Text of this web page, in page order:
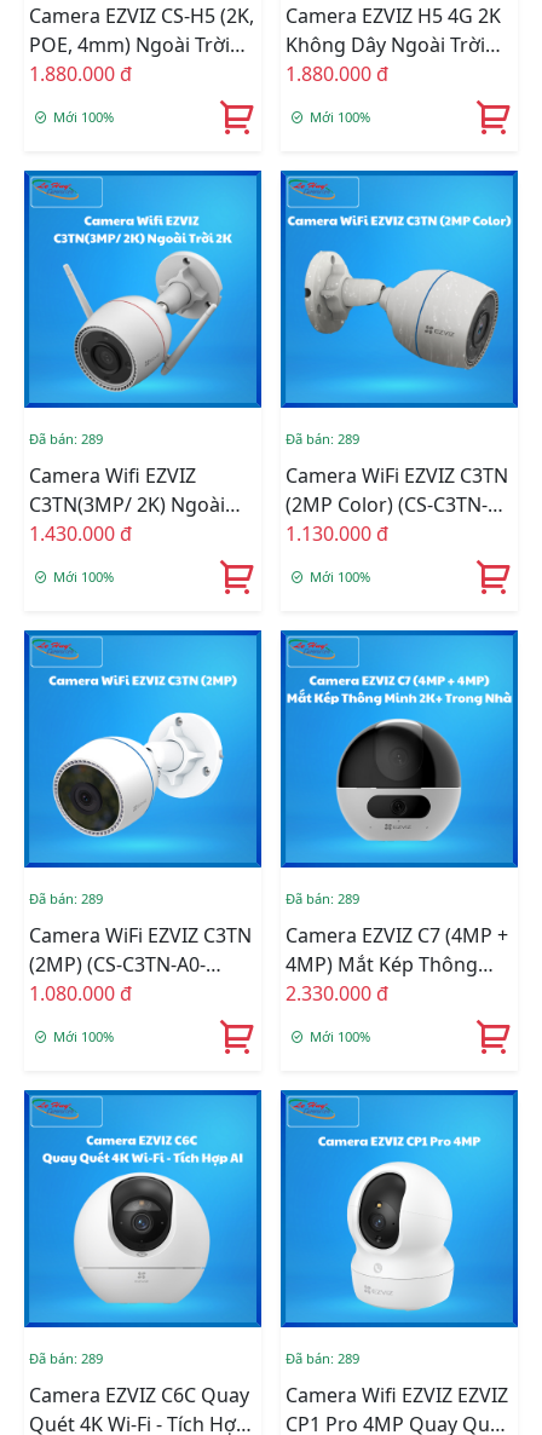
Camera EZVIZ CS-H5 (2K,
POE, 4mm) Ngoài Trời
(CS-H5-R201-
1.880.000 đ
Mới 100%
Camera EZVIZ H5 4G 2K
Không Dây Ngoài Trời
(CS-H5-R201-
1.880.000 đ
Mới 100%
Đã bán: 289
Camera Wifi EZVIZ
C3TN(3MP/ 2K) Ngoài
Trời 2K (CS-C3TN-A0-
1.430.000 đ
Mới 100%
Đã bán: 289
Camera WiFi EZVIZ C3TN
(2MP Color) (CS-C3TN-
A0-1H2WFL(2.8mm))
1.130.000 đ
Mới 100%
Đã bán: 289
Camera WiFi EZVIZ C3TN
(2MP) (CS-C3TN-A0-
1H2WF(2.8mm))
1.080.000 đ
Mới 100%
Đã bán: 289
Camera EZVIZ C7 (4MP +
4MP) Mắt Kép Thông
Minh 2K+ Trong Nhà (CS-
2.330.000 đ
Mới 100%
Đã bán: 289
Camera EZVIZ C6C Quay
Quét 4K Wi-Fi - Tích Hợp
Đã bán: 289
Camera Wifi EZVIZ EZVIZ
CP1 Pro 4MP Quay Quét